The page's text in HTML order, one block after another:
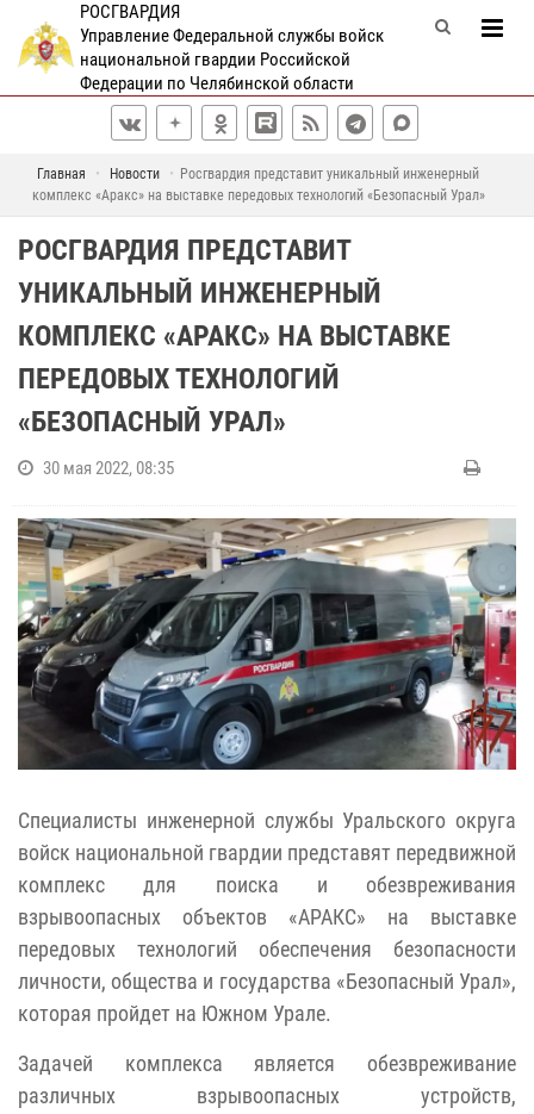
РОСГВАРДИЯ
Управление Федеральной службы войск
национальной гвардии Российской
Федерации по Челябинской области
Главная Новости
Росгвардия представит уникальный инженерный
комплекс «Аракс» на выставке передовых технологий «Безопасный Урал»
РОСГВАРДИЯ ПРЕДСТАВИТ
УНИКАЛЬНЫЙ ИНЖЕНЕРНЫЙ
КОМПЛЕКС «АРАКС» НА ВЫСТАВКЕ
ПЕРЕДОВЫХ ТЕХНОЛОГИЙ
«БЕЗОПАСНЫЙ УРАЛ»
30 мая 2022, 08:35
Специалисты инженерной службы Уральского округа
войск национальной гвардии представят передвижной
комплекс для поиска и обезвреживания
взрывоопасных объектов «АРАКС» на выставке
передовых технологий обеспечения безопасности
личности, общества и государства «Безопасный Урал»,
которая пройдет на Южном Урале.
Задачей комплекса является обезвреживание
различных взрывоопасных устройств,